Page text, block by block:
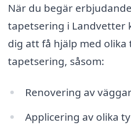
När du begär
tapetsering i Landvetter
dig att få hjälp med olika
tapetsering, såsom:
Renovering av
Applicering av olika